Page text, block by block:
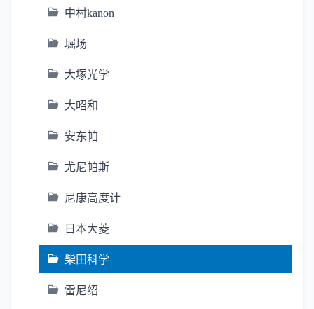
中村kanon
堀场
大塚光学
大昭和
安东帕
尤尼帕斯
尼康高度计
日本大菱
柴田科学
雷尼绍